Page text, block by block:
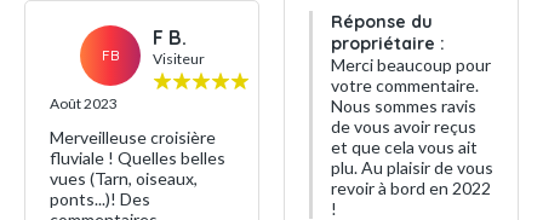
FB
F B.
Visiteur
Août 2023
Merveilleuse croisière
fluviale ! Quelles belles
vues (Tarn, oiseaux,
ponts...)! Des
Réponse du
propriétaire :
Merci beaucoup pour
votre commentaire.
Nous sommes ravis
de vous avoir reçus
et que cela vous ait
plu. Au plaisir de vous
revoir à bord en 2022
!